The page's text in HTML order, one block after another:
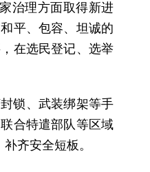
治理方面取得新进
平、包容、坦诚的
在选民登记、选举
锁、武装绑架等手
合特遣部队等区域
齐安全短板。